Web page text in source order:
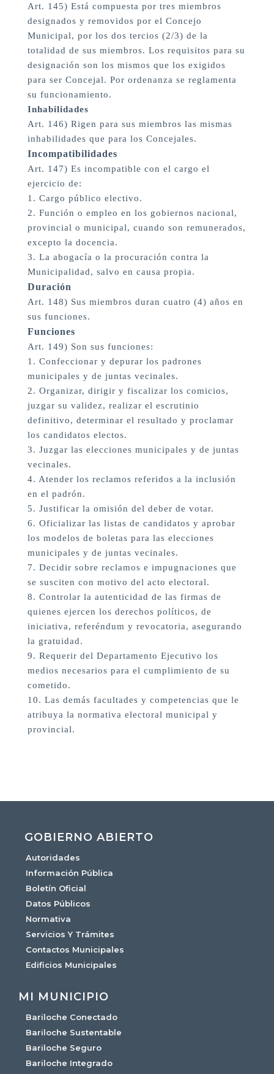
Art. 145) Está compuesta por tres miembros
designados y removidos por el Concejo
Municipal, por los dos tercios (2/3) de la
totalidad de sus miembros. Los requisitos para su
designación son los mismos que los exigidos
para ser Concejal. Por ordenanza se reglamenta
su funcionamiento.
Inhabilidades
Art. 146) Rigen para sus miembros las mismas
inhabilidades que para los Concejales.
Incompatibilidades
Art. 147) Es incompatible con el cargo el
ejercicio de:
1. Cargo público electivo.
2. Función o empleo en los gobiernos nacional,
provincial o municipal, cuando son remunerados,
excepto la docencia.
3. La abogacía o la procuración contra la
Municipalidad, salvo en causa propia.
Duración
Art. 148) Sus miembros duran cuatro (4) años en
sus funciones.
Funciones
Art. 149) Son sus funciones:
1. Confeccionar y depurar los padrones
municipales y de juntas vecinales.
2. Organizar, dirigir y fiscalizar los comicios,
juzgar su validez, realizar el escrutinio
definitivo, determinar el resultado y proclamar
los candidatos electos.
3. Juzgar las elecciones municipales y de juntas
vecinales.
4. Atender los reclamos referidos a la inclusión
en el padrón.
5. Justificar la omisión del deber de votar.
6. Oficializar las listas de candidatos y aprobar
los modelos de boletas para las elecciones
municipales y de juntas vecinales.
7. Decidir sobre reclamos e impugnaciones que
se susciten con motivo del acto electoral.
8. Controlar la autenticidad de las firmas de
quienes ejercen los derechos políticos, de
iniciativa, referéndum y revocatoria, asegurando
la gratuidad.
9. Requerir del Departamento Ejecutivo los
medios necesarios para el cumplimiento de su
cometido.
10. Las demás facultades y competencias que le
atribuya la normativa electoral municipal y
provincial.
GOBIERNO ABIERTO
Autoridades
Información Pública
Boletín Oficial
Datos Públicos
Normativa
Servicios Y Trámites
Contactos Municipales
Edificios Municipales
MI MUNICIPIO
Bariloche Conectado
Bariloche Sustentable
Bariloche Seguro
Bariloche Integrado